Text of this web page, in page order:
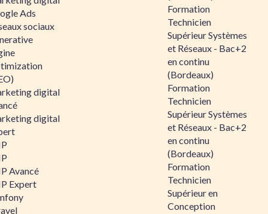
Ads
sociaux
digital
digital
Avancé
Expert
Formation
Technicien
Supérieur Systèmes
et Réseaux - Bac+2
en continu
(Bordeaux)
Formation
Technicien
Supérieur Systèmes
et Réseaux - Bac+2
en continu
(Bordeaux)
Formation
Technicien
Supérieur en
Conception